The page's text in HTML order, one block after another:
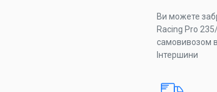
Ви можете
Racing Pro
самовивозом
Інтершини